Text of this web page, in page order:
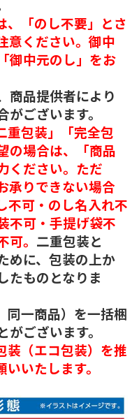
、「のし不要」とさ
意ください。御中
御中元のし」をお
商品提供者により
ございます。
重包装」「完全包
の場合は、「商品
ください。ただ
承りできない場合
不可・のし名入れ不
不可・手提げ袋不
。 二重包装と
めに、包装の上か
たものとなりま
同一商品）を一括梱
ございます。
装（エコ包装）を推
いたします。